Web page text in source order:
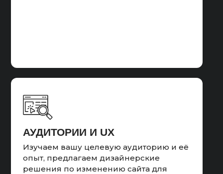
АУДИТОРИИ И UX
Изучаем вашу целевую аудиторию и её
опыт, предлагаем дизайнерские
решения по изменению сайта для